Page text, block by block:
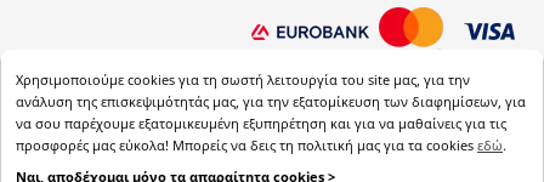
Χρησιμοποιούμε cookies για τη σωστή λειτουργία του site μας, για την
ανάλυση της επισκεψιμότητάς μας, για την εξατομίκευση των διαφημίσεων, για
να σου παρέχουμε εξατομικευμένη εξυπηρέτηση και για να μαθαίνεις για τις
προσφορές μας εύκολα! Μπορείς να δεις τη πολιτική μας για τα cookies εδώ.
Ναι, αποδέχομαι μόνο τα απαραίτητα cookies >